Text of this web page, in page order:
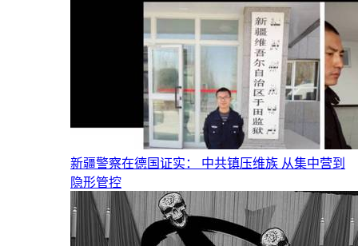
新疆警察在德国证实： 中共镇压维族 从集中营到
隐形管控